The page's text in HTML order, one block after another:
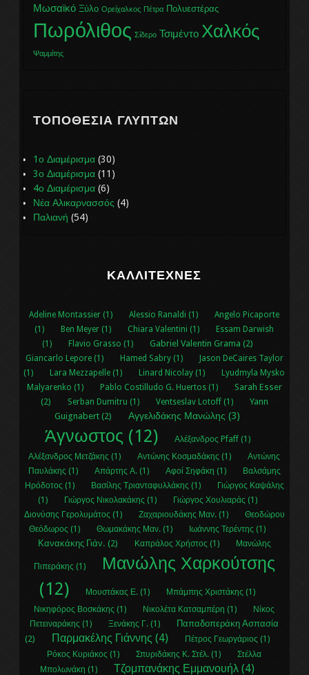
Μωσαϊκό Ξύλο Ορείχαλκος Πέτρα Πολυεστέρας
Πωρόλιθος Σίδερο Τσιμέντο Χαλκός
Ψαμμίτης
ΤΟΠΟΘΕΣΊΑ ΓΛΥΠΤΏΝ
1ο Διαμέρισμα (30)
3ο Διαμέρισμα (11)
4ο Διαμέρισμα (6)
Νέα Αλικαρνασσός (4)
Παλιανή (54)
ΚΑΛΛΙΤΈΧΝΕΣ
Adeline Montassier (1) Alessio Ranaldi (1)
Angelo Picaporte
(1)
Ben Meyer (1) Chiara Valentini (1)
Essam Darwish
(1)
Flavio Grasso (1) Gabriel Valentin Grama (2)
Giancarlo Lepore (1) Hamed Sabry (1)
Jason DeCaires Taylor
(1)
Lara Mezzapelle (1) Linard Nicolay (1)
Lyudmyla Mysko
Malyarenko (1)
Pablo Costilludo G. Huertos (1)
Sarah Esser
(2)
Serban Dumitru (1) Ventseslav Lotoff (1)
Yann
Guignabert (2)
Αγγελιδάκης Μανώλης (3)
Άγνωστος (12)
Αλέξανδρος Pfaff (1)
Αλέξανδρος Μετζάκης (1)
Αντώνης Κοσμαδάκης (1)
Αντώνης
Παυλάκης (1)
Απάρτης Α. (1) Αφοί Σηφάκη (1)
Βαλσάμης
Ηρόδοτος (1)
Βασίλης Τριανταφυλλάκης (1)
Γιώργος Καψάλης
(1)
Γιώργος Νικολακάκης (1)
Γιώργος Χουλιαράς (1)
Διονύσης Γερολυμάτος (1)
Ζαχαριουδάκης Μαν. (1)
Θεοδώρου
Θεόδωρος (1)
Θωμακάκης Μαν. (1) Ιωάννης Τερέντης (1)
Κανακάκης Γιάν. (2) Καπράλος Χρήστος (1) Μανώλης
Πιπεράκης (1)
Μανώλης Χαρκούτσης
(12)
Μουστάκας Ε. (1)
Μπάμπης Χριστάκης (1)
Νικηφόρος Βοσκάκης (1)
Νικολέτα Κατσαμπέρη (1)
Νίκος
Πετειναράκης (1)
Ξενάκης Γ. (1)
Παπαδοπεράκη Ασπασία
(2)
Παρμακέλης Γιάννης (4)
Πέτρος Γεωργάριος (1)
Ρόκος Κυριάκος (1)
Σπυριδάκης Κ. Στέλ. (1)
Στέλλα
Μπολωνάκη (1)
Τζομπανάκης Εμμανουήλ (4)